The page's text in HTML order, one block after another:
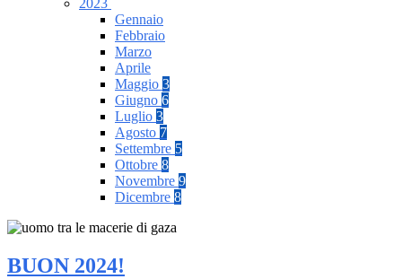
2023
Gennaio
Febbraio
Marzo
Aprile
Maggio 3
Giugno 6
Luglio 3
Agosto 7
Settembre 5
Ottobre 8
Novembre 9
Dicembre 8
BUON 2024!